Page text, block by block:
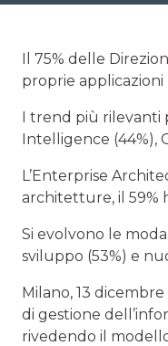
Il 75% delle
proprie
I trend più rilevanti
Intelligence (44%),
L’Enterprise
architetture, il 59%
Si evolvono le
sviluppo (53%) e
Milano, 13
di gestione
rivedendo il